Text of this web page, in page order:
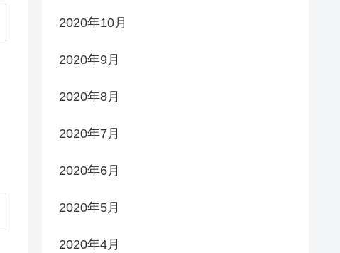
2020年10月
2020年9月
2020年8月
2020年7月
2020年6月
2020年5月
2020年4月